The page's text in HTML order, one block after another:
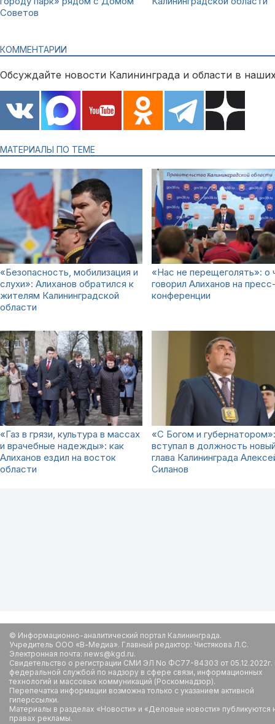
Советов
КОММЕНТАРИИ
Обсуждайте новости Калининграда и области в
МАТЕРИАЛЫ ПО ТЕМЕ
«Безопасность, мобилизация и
слухи»: Алиханов обратился к
жителям Калининградской
области
«Нас не перещеголять»: о
говорил Алиханов на
конференции
«Газ в грязи, культура в массах
и врачебные надежды»: как
Алиханов ездил на восток
области
«С Богом и
вступал в должность
глава Калининграда
Силанов
© Информационно-аналитический портал Калининграда.
Учредитель ООО «В-Медиа». Главный редактор: Чистякова Л.С.
Электронная почта: news@kgd.ru.
Свидетельство о регистрации СМИ ЭЛ No ФС77-84303 от
федеральной службой по надзору в сфере связи, информационных
технологий и массовых коммуникаций (Роскомнадзор).
Перепечатка информации возможна только с указанием активной
гиперссылки.
Материалы в разделах «Новости» и «Деловые новости» публикуются
правах рекламы.